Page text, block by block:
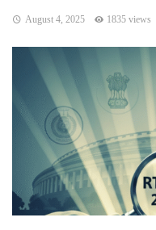
August 4, 2025 1835 views